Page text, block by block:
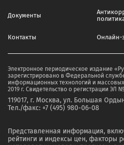
Документы
Контакты Онлайн-
Электронное периодическое издание
зарегистрировано в Федеральной
информационных технологий и
2019 г. Свидетельство о регистрации ЭЛ №
119017, г. Москва, ул. Большая
Тел./факс: +7 (495) 980-06-08
Представленная информация,
рейтинги и индексы цен, факторы